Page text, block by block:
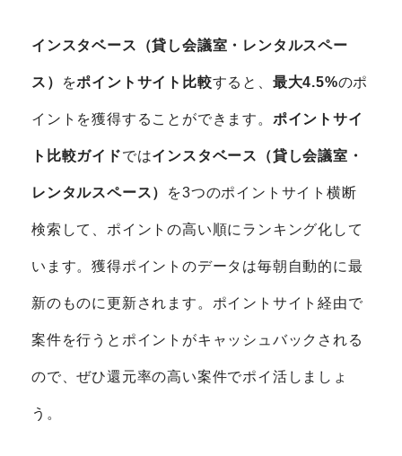
インスタベース（貸し会議室・レンタルスペー
ス） をポイントサイト比較すると、 最大4.5%のポ
イントを獲得することができます。 ポイントサイ
ト比較ガイドではインスタベース（貸し会議室・
レンタルスペース） を3つのポイントサイト横断
検索して、ポイントの高い順にランキング化して
います。獲得ポイントのデータは毎朝自動的に最
新のものに更新されます。ポイントサイト経由で
案件を行うとポイントがキャッシュバックされる
ので、ぜひ還元率の高い案件でポイ活しましょ
う。